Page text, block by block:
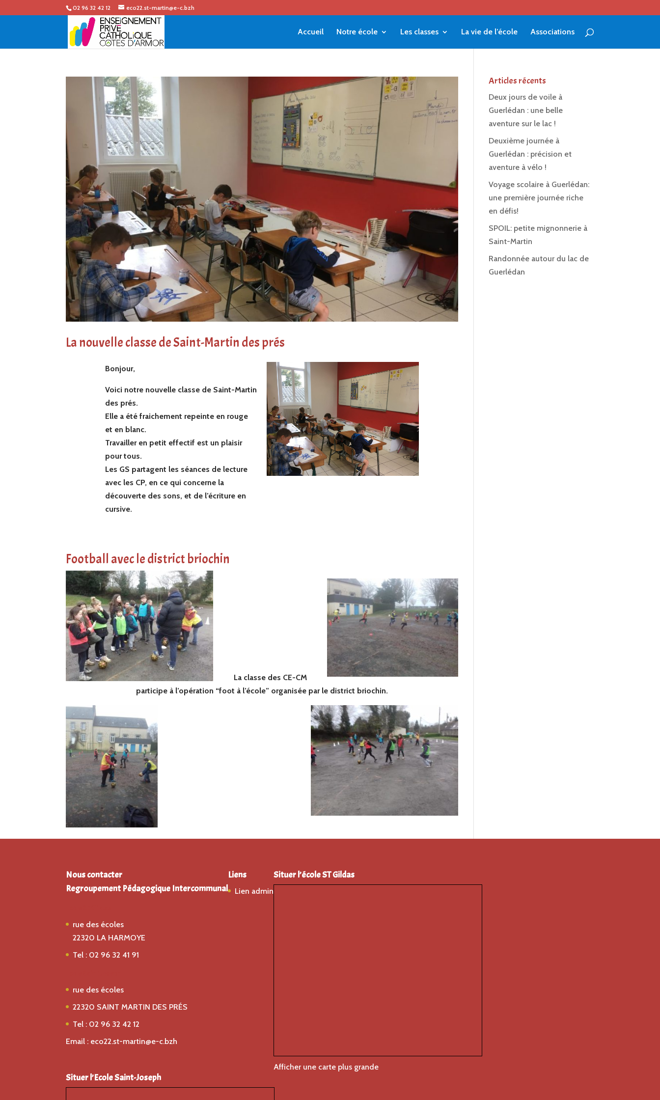
02 96 32 42 12 eco22.st-martin@e-c.bzh
Accueil Notre école Les classes La vie de l’école Associations
La nouvelle classe de Saint-Martin des prés
Bonjour,
Voici notre nouvelle classe de Saint-Martin
des prés.
Elle a été fraichement repeinte en rouge
et en blanc.
Travailler en petit effectif est un plaisir
pour tous.
Les GS partagent les séances de lecture
avec les CP, en ce qui concerne la
découverte des sons, et de l’écriture en
cursive.
Football avec le district briochin
La classe des CE-CM
participe à l’opération “foot à l’école” organisée par le district briochin.
Articles récents
Deux jours de voile à
Guerlédan : une belle
aventure sur le lac !
Deuxième journée à
Guerlédan : précision et
aventure à vélo !
Voyage scolaire à Guerlédan:
une première journée riche
en défis!
SPOIL: petite mignonnerie à
Saint-Martin
Randonnée autour du lac de
Guerlédan
Nous contacter
Regroupement Pédagogique Intercommunal
rue des écoles
22320 LA HARMOYE
Tel : 02 96 32 41 91
rue des écoles
22320 SAINT MARTIN DES PRÉS
Tel : 02 96 32 42 12
Email : eco22.st-martin@e-c.bzh
Liens
Lien admin
Situer l’école ST Gildas
Afficher une carte plus grande
Situer l’Ecole Saint-Joseph